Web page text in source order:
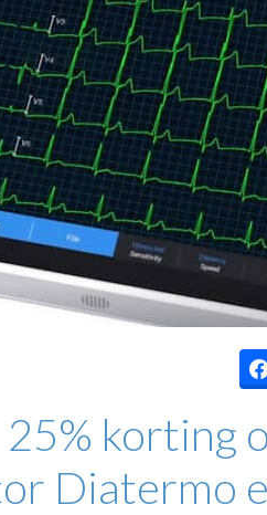
korting
Diatermo